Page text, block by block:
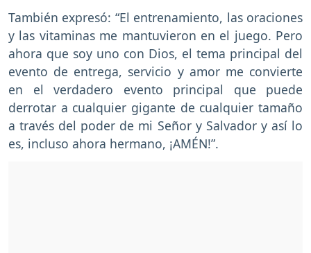
También expresó: “El entrenamiento, las oraciones
y las vitaminas me mantuvieron en el juego. Pero
ahora que soy uno con Dios, el tema principal del
evento de entrega, servicio y amor me convierte
en el verdadero evento principal que puede
derrotar a cualquier gigante de cualquier tamaño
a través del poder de mi Señor y Salvador y así lo
es, incluso ahora hermano, ¡AMÉN!”.